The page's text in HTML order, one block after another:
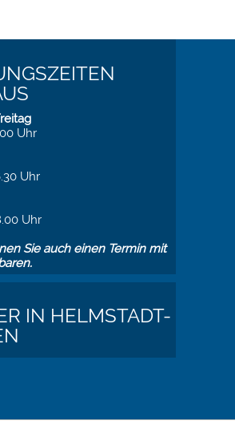
Uhr
Uhr
Uhr
Sie auch einen Termin mit
IN HELMSTADT-